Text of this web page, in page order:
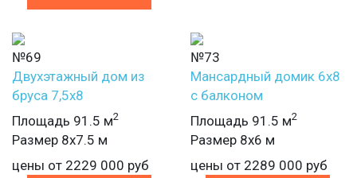
№69
Двухэтажный дом из
бруса 7,5х8
Площадь 91.5 м2
Размер 8х7.5 м
цены от 2229 000 руб
№73
Мансардный домик 6х8
с балконом
Площадь 91.5 м2
Размер 8х6 м
цены от 2289 000 руб